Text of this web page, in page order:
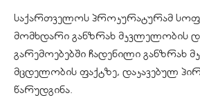
საქართველოს პროკურატურამ
მომხდარი განზრახ მკვლელობის
გარემოებებში ჩადენილი განზრახ
მცდელობის ფაქტზე, დაკავებულ
წარუდგინა.